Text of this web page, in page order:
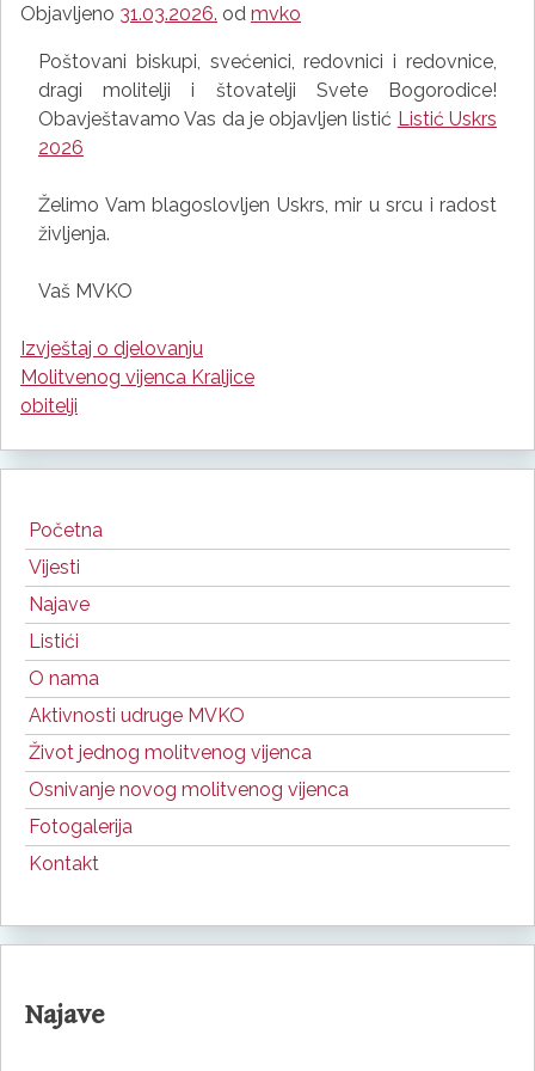
Objavljeno 31.03.2026. od mvko
Poštovani biskupi, svećenici, redovnici i redovnice,
dragi molitelji i štovatelji Svete Bogorodice!
Obavještavamo Vas da je objavljen listić Listić Uskrs
2026
Želimo Vam blagoslovljen Uskrs, mir u srcu i radost
življenja.
Vaš MVKO
Navigacija
objava
Izvještaj o djelovanju
Molitvenog vijenca Kraljice
obitelji
Početna
Vijesti
Najave
Listići
O nama
Aktivnosti udruge MVKO
Život jednog molitvenog vijenca
Osnivanje novog molitvenog vijenca
Fotogalerija
Kontakt
Najave